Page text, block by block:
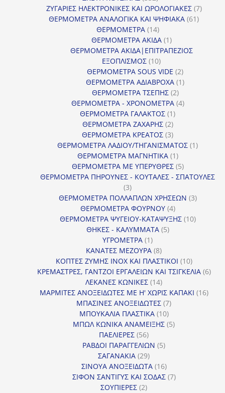
προϊόντα
ΖΥΓΑΡΙΕΣ ΗΛΕΚΤΡΟΝΙΚΕΣ ΚΑΙ ΩΡΟΛΟΓΙΑΚΕΣ 77
ΘΕΡΜΟΜΕΤΡΑ ΑΝΑΛΟΓΙΚΑ ΚΑΙ ΨΗΦΙΑΚΑ 6161
ΘΕΡΜΟΜΕΤΡΑ 1414
προϊόντα
ΘΕΡΜΟΜΕΤΡΑ ΑΚΙΔΑ 11
προϊόν
ΘΕΡΜΟΜΕΤΡΑ ΑΚΙΔΑ|ΕΠΙΤΡΑΠΕΖΙΟΣ
ΕΞΟΠΛΙΣΜΟΣ 1010
προϊόντα
ΘΕΡΜΟΜΕΤΡΑ SOUS VIDE 22
προϊόντα
ΘΕΡΜΟΜΕΤΡΑ ΑΔΙΑΒΡΟΧΑ 11
ΘΕΡΜΟΜΕΤΡΑ ΤΣΕΠΗΣ 22
προϊόντα
ΘΕΡΜΟΜΕΤΡΑ - ΧΡΟΝΟΜΕΤΡΑ 44
ΘΕΡΜΟΜΕΤΡΑ ΓΑΛΑΚΤΟΣ 11
προϊόν
ΘΕΡΜΟΜΕΤΡΑ ΖΑΧΑΡΗΣ 22
προϊόντα
ΘΕΡΜΟΜΕΤΡΑ ΚΡΕΑΤΟΣ 33
προϊόντα
ΘΕΡΜΟΜΕΤΡΑ ΛΑΔΙΟΥ/ΤΗΓΑΝΙΣΜΑΤΟΣ 11
ΘΕΡΜΟΜΕΤΡΑ ΜΑΓΝΗΤΙΚΑ 11
προϊόν
ΘΕΡΜΟΜΕΤΡΑ ΜΕ ΥΠΕΡΥΘΡΕΣ 55
προϊόντα
ΘΕΡΜΟΜΕΤΡΑ ΠΗΡΟΥΝΕΣ - ΚΟΥΤΑΛΕΣ - ΣΠΑΤΟΥΛΕΣ
33
προϊόντα
ΘΕΡΜΟΜΕΤΡΑ ΠΟΛΛΑΠΛΩΝ ΧΡΗΣΕΩΝ 33
ΘΕΡΜΟΜΕΤΡΑ ΦΟΥΡΝΟΥ 44
προϊόντα
ΘΕΡΜΟΜΕΤΡΑ ΨΥΓΕΙΟΥ-ΚΑΤΑΨΥΞΗΣ 1010
ΘΗΚΕΣ - ΚΑΛΥΜΜΑΤΑ 55
ΥΓΡΟΜΕΤΡΑ 11
προϊόν
ΚΑΝΑΤΕΣ ΜΕΖΟΥΡΑ 88
προϊόντα
ΚΟΠΤΕΣ ΖΥΜΗΣ INOX ΚΑΙ ΠΛΑΣΤΙΚΟΙ 1010
προϊόντα
ΚΡΕΜΑΣΤΡΕΣ, ΓΑΝΤΖΟΙ ΕΡΓΑΛΕΙΩΝ ΚΑΙ ΤΣΙΓΚΕΛΙΑ 66
ΛΕΚΑΝΕΣ ΚΩΝΙΚΕΣ 1414
προϊόντα
ΜΑΡΜΙΤΕΣ ΑΝΟΞΕΙΔΩΤΕΣ ΜΕ Η' ΧΩΡΙΣ ΚΑΠΑΚΙ 1616
ΜΠΑΣΙΝΕΣ ΑΝΟΞΕΙΔΩΤΕΣ 77
ΜΠΟΥΚΑΛΙΑ ΠΛΑΣΤΙΚΑ 1010
προϊόντα
ΜΠΩΛ ΚΩΝΙΚΑ ΑΝΑΜΕΙΞΗΣ 55
ΠΑΕΛΙΕΡΕΣ 5656
προϊόντα
ΡΑΒΔΟΙ ΠΑΡΑΓΓΕΛΙΩΝ 55
ΣΑΓΑΝΑΚΙΑ 2929
προϊόντα
ΣΙΝΟΥΑ ΑΝΟΞΕΙΔΩΤΑ 1616
προϊόντα
ΣΙΦΟΝ ΣΑΝΤΙΓΥΣ ΚΑΙ ΣΟΔΑΣ 77
ΣΟΥΠΙΕΡΕΣ 22